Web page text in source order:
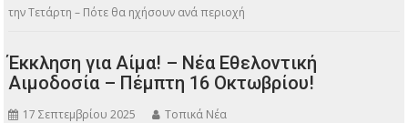
την Τετάρτη – Πότε θα ηχήσουν ανά περιοχή
Έκκληση για Αίμα! – Νέα Εθελοντική
Αιμοδοσία – Πέμπτη 16 Οκτωβρίου!
17 Σεπτεμβρίου 2025 Τοπικά Νέα